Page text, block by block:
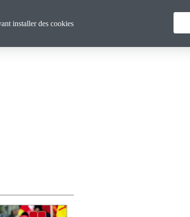
principal
Qui sommes nous ?
installer des cookies